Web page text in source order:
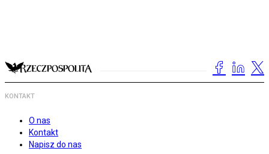
KONTAKT
O nas
Kontakt
Napisz do nas